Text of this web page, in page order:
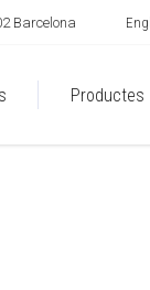
Barcelona
Productes